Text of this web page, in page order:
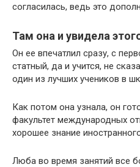
согласилась, ведь это
Там она и увидела
Он ее впечатлил сразу, с
статный, да и учится, не
один из лучших учеников в
Как потом она узнала, он
факультет международных
хорошее знание
Люба во время занятий все